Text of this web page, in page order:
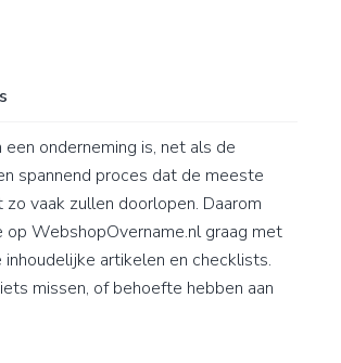
WebshopOvername artikelen
dan kunt u contact met ons
een onderneming is, net als de
spannend proces dat de meeste
vaak zullen doorlopen. Daarom
op WebshopOvername.nl graag met
artikelen en checklists.
missen, of behoefte hebben aan
van uw verkoop of